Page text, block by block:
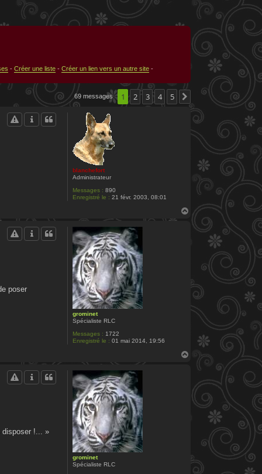
- Créer une liste - Créer un lien vers un autre site -
69 messages 1 2 3 4 5 Suivante
blanchefort
Administrateur
Messages : 890
Enregistré le : 21 févr. 2003, 08:01
H
u
grominet
Spécialiste RLC
Messages : 1722
Enregistré le : 01 mai 2014, 19:56
poser
grominet
Spécialiste RLC
disposer !... »